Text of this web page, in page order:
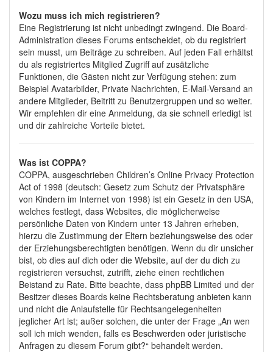
Wozu muss ich mich registrieren?
Eine Registrierung ist nicht unbedingt zwingend. Die Board-
Administration dieses Forums entscheidet, ob du registriert
sein musst, um Beiträge zu schreiben. Auf jeden Fall erhältst
du als registriertes Mitglied Zugriff auf zusätzliche
Funktionen, die Gästen nicht zur Verfügung stehen: zum
Beispiel Avatarbilder, Private Nachrichten, E-Mail-Versand an
andere Mitglieder, Beitritt zu Benutzergruppen und so weiter.
Wir empfehlen dir eine Anmeldung, da sie schnell erledigt ist
und dir zahlreiche Vorteile bietet.
Was ist COPPA?
COPPA, ausgeschrieben Children’s Online Privacy Protection
Act of 1998 (deutsch: Gesetz zum Schutz der Privatsphäre
von Kindern im Internet von 1998) ist ein Gesetz in den USA,
welches festlegt, dass Websites, die möglicherweise
persönliche Daten von Kindern unter 13 Jahren erheben,
hierzu die Zustimmung der Eltern beziehungsweise des oder
der Erziehungsberechtigten benötigen. Wenn du dir unsicher
bist, ob dies auf dich oder die Website, auf der du dich zu
registrieren versuchst, zutrifft, ziehe einen rechtlichen
Beistand zu Rate. Bitte beachte, dass phpBB Limited und der
Besitzer dieses Boards keine Rechtsberatung anbieten kann
und nicht die Anlaufstelle für Rechtsangelegenheiten
jeglicher Art ist; außer solchen, die unter der Frage „An wen
soll ich mich wenden, falls es Beschwerden oder juristische
Anfragen zu diesem Forum gibt?“ behandelt werden.